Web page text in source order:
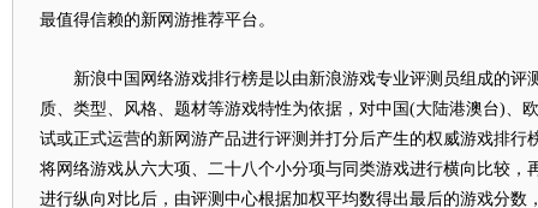
最值得信赖的新网游推荐平台。
新浪中国网络游戏排行榜是以由新浪游戏专业评测员组成的评
质、类型、风格、题材等游戏特性为依据，对中国(大陆港澳台)、
试或正式运营的新网游产品进行评测并打分后产生的权威游戏排行
将网络游戏从六大项、二十八个小分项与同类游戏进行横向比较，
进行纵向对比后，由评测中心根据加权平均数得出最后的游戏分数